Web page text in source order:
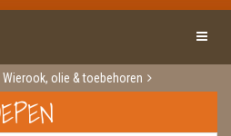
Wierook, olie & toebehoren
Sandal pakje